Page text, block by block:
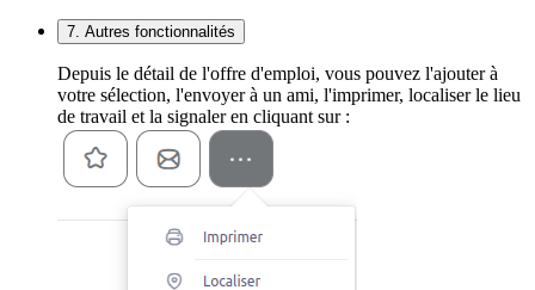
7. Autres fonctionnalités
Depuis le détail de l'offre d'emploi, vous pouvez l'ajouter à
votre sélection, l'envoyer à un ami, l'imprimer, localiser le lieu
de travail et la signaler en cliquant sur :